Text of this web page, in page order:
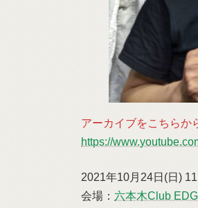
アーカイブをこちらか
https://
2021年10月24日(日)
会場： 六本木Club